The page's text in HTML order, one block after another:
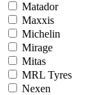
Matador
Maxxis
Michelin
Mirage
Mitas
MRL Tyres
Nexen